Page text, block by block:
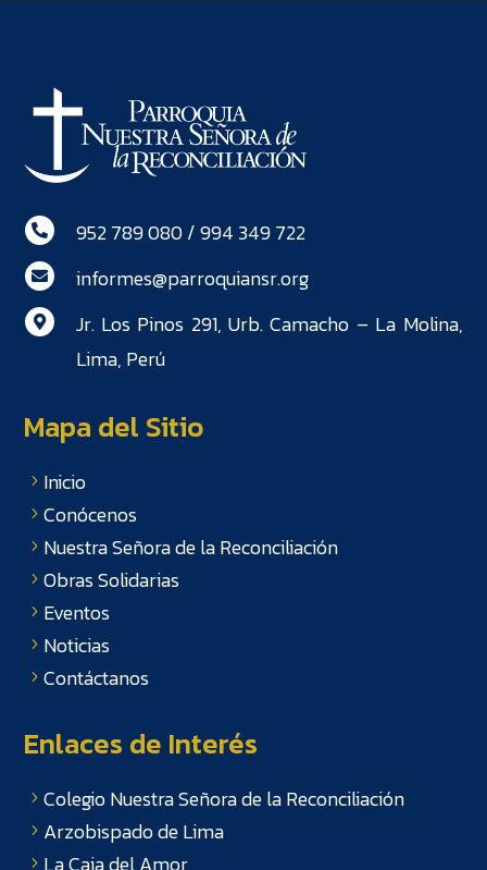
 952 789 080 / 994 349 722
 informes@parroquiansr.org

Jr. Los Pinos 291, Urb. Camacho – La Molina,
Lima, Perú
Mapa del Sitio
Inicio
Conócenos
Nuestra Señora de la Reconciliación
Obras Solidarias
Eventos
Noticias
Contáctanos
Enlaces de Interés
Colegio Nuestra Señora de la Reconciliación
Arzobispado de Lima